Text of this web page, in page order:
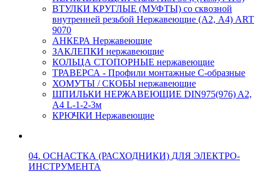
ВТУЛКИ КРУГЛЫЕ (МУФТЫ) со сквозной
внутренней резьбой Нержавеющие (А2, А4) ART
9070
АНКЕРА Нержавеющие
ЗАКЛЕПКИ нержавеющие
КОЛЬЦА СТОПОРНЫЕ нержавеющие
ТРАВЕРСА - Профили монтажные С-образные
ХОМУТЫ / СКОБЫ нержавеющие
ШПИЛЬКИ НЕРЖАВЕЮЩИЕ DIN975(976) A2,
А4 L-1-2-3м
КРЮЧКИ Нержавеющие
04. ОСНАСТКА (РАСХОДНИКИ) ДЛЯ ЭЛЕКТРО-
ИНСТРУМЕНТА